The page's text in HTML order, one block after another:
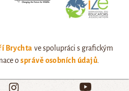
Brychta ve spolupráci s grafickým
osprávě osobních údajů